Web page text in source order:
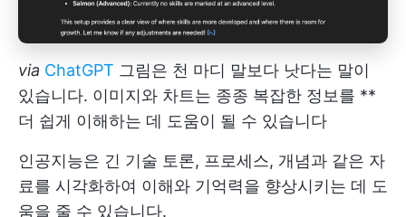
via ChatGPT 그림은 천 마디 말보다 낫다는 말이
있습니다. 이미지와 차트는 종종 복잡한 정보를 **
더 쉽게 이해하는 데 도움이 될 수 있습니다
인공지능은 긴 기술 토론, 프로세스, 개념과 같은 자
료를 시각화하여 이해와 기억력을 향상시키는 데 도
움을 줄 수 있습니다.